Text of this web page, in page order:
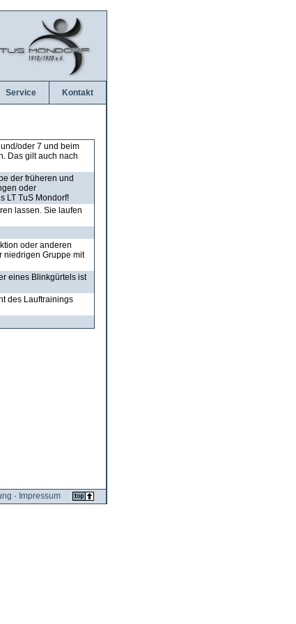
Service Kontakt
oder 7 und beim
Das gilt auch nach
der früheren und
oder
LT TuS Mondorf!
lassen. Sie laufen
oder anderen
niedrigen Gruppe mit
eines Blinkgürtels ist
des Lauftrainings
· Impressum